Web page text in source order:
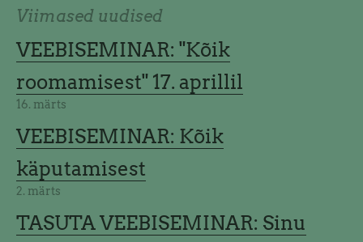
Viimased uudised
VEEBISEMINAR: "Kõik
roomamisest" 17. aprillil
16. märts
VEEBISEMINAR: Kõik
käputamisest
2. märts
TASUTA VEEBISEMINAR: Sinu